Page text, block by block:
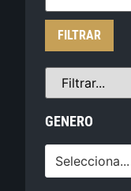
FILTRAR
GENERO
Selecciona...